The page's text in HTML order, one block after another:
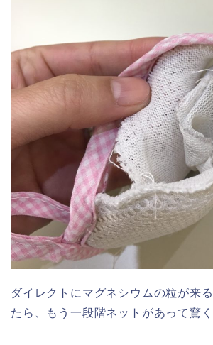
ダイレクトにマグネシウムの粒が来
たら、もう一段階ネットがあって驚く